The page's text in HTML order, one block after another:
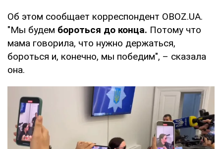
Об этом сообщает корреспондент OBOZ.UA.
"Мы будем бороться до конца. Потому что
мама говорила, что нужно держаться,
бороться и, конечно, мы победим", – сказала
она.